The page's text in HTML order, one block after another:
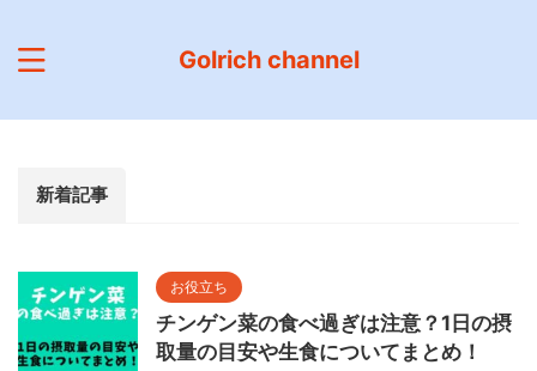
Golrich channel
新着記事
お役立ち
チンゲン菜の食べ過ぎは注意？1日の摂
取量の目安や生食についてまとめ！